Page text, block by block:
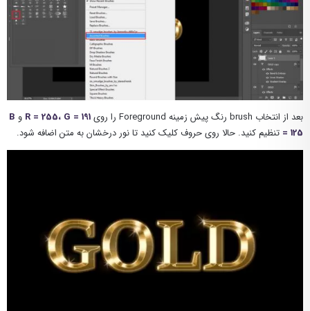
بعد از انتخاب brush رنگ پیش زمینه Foreground را روی R = 255، G = 191 و B
= 125 تنظیم کنید. حالا روی حروف کلیک کنید تا نور درخشان به متن اضافه شود.